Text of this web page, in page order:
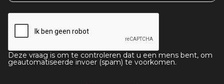
Deze vraag is om te controleren dat u een mens bent, om
geautomatiseerde invoer (spam) te voorkomen.